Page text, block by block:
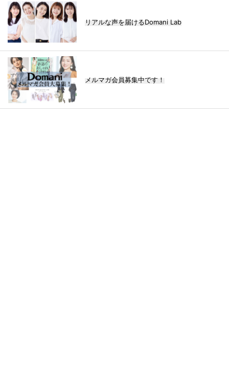
リアルな声を届けるDomani Lab
メルマガ会員募集中です！